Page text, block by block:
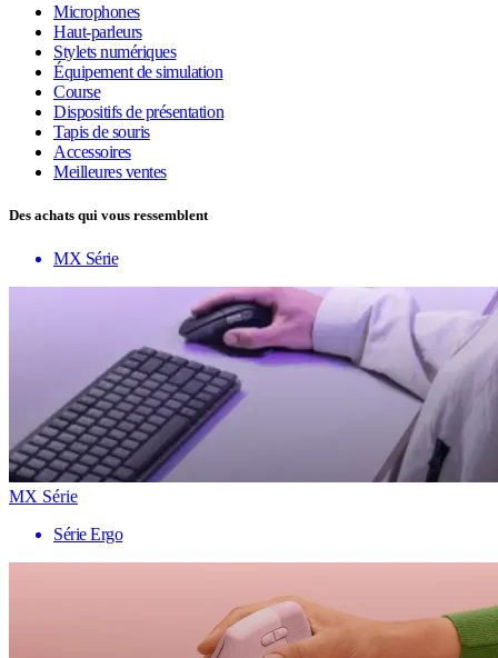
Microphones
Haut-parleurs
Stylets numériques
Équipement de simulation
Course
Dispositifs de présentation
Tapis de souris
Accessoires
Meilleures ventes
Des achats qui vous ressemblent
MX Série
MX Série
Série Ergo